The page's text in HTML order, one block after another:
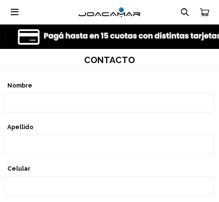

CONTACTO
Nombre
Apellido
Celular